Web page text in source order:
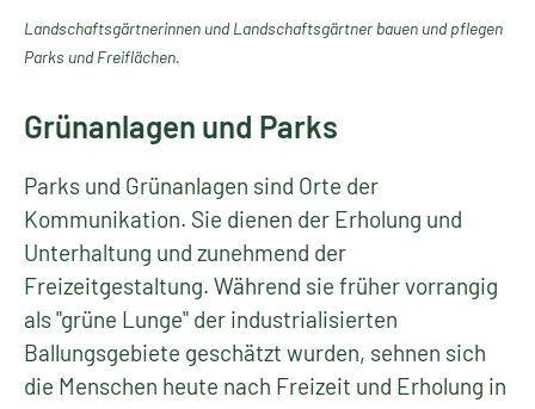
Landschaftsgärtnerinnen und Landschaftsgärtner bauen und pflegen
Parks und Freiflächen.